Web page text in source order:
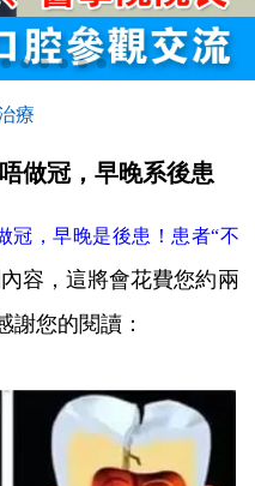
療
做冠，早晚系後患
冠，早晚是後患！患者“不
容，這將會花費您約兩
謝您的閱讀：